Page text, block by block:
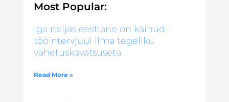
Most Popular:
Iga neljas eestlane on käinud
tööintervjuul ilma tegeliku
vahetuskavatsuseta
Read More »